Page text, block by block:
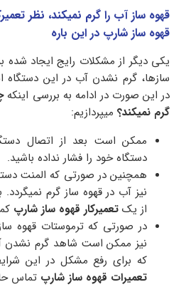
قهوه ساز آب را گرم نمیکند، نظر
قهوه ساز شارپ در این باره
یکی دیگر از مشکلات رایج ایجاد شده
سازها، گرم نشدن آب در این
در این صورت در ادامه به بررسی اینکه
گرم نمیکند؟ میپردازیم:
ممکن است بعد از اتصال
دستگاه خود را فشار نداده باشید.
همچنین در صورتی که المنت
نیز آب در قهوه ساز گرم
از یک تعمیرکار قهوه ساز شارپ
در صورتی که ترموستات قهوه
نیز ممکن است شاهد گرم نشدن
که برای رفع مشکل در این
تعمیرات قهوه ساز شارپ تماس